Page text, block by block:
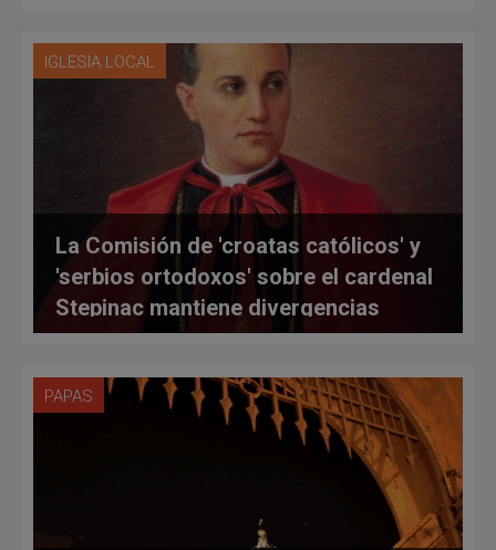
IGLESIA LOCAL
La Comisión de 'croatas católicos' y
'serbios ortodoxos' sobre el cardenal
Stepinac mantiene divergencias
PAPAS